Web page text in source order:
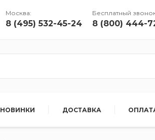
Москва:
8 (495) 532-45-24
Бесплатный
8 (800) 444-
НОВИНКИ ДОСТАВКА